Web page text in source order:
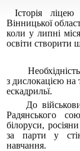
Історія
Вінницької
коли у липні
освіти створити
з дислокацією на
ескадрильї.
До
Радянського
білоруси,
за парти у
навчання.